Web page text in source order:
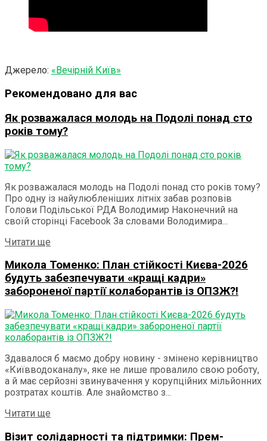
Джерело: «Вечірній Київ»
Рекомендовано для вас
Як розважалася молодь на Подолі понад сто
років тому?
Як розважалася молодь на Подолі понад сто років тому?
Про одну із найулюбленіших літніх забав розповів
Голови Подільської РДА Володимир Наконечний на
своїй сторінці Facebook За словами Володимира...
Читати ще
Микола Томенко: План стійкості Києва-2026
будуть забезпечувати «кращі кадри»
забороненої партії колаборантів із ОПЗЖ?!
Здавалося б маємо добру новину - змінено керівництво
«Київводоканалу», яке не лише провалило свою роботу,
а й має серйозні звинувачення у корупційних мільйонних
розтратах коштів. Але знайомство з...
Читати ще
Візит солідарності та підтримки: Прем-